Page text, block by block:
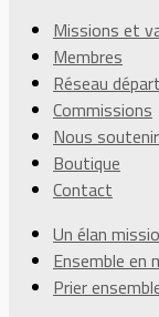
Missions et
Membres
Réseau
Commissions
Nous soutenir
Boutique
Contact
Un élan
Ensemble en
Prier